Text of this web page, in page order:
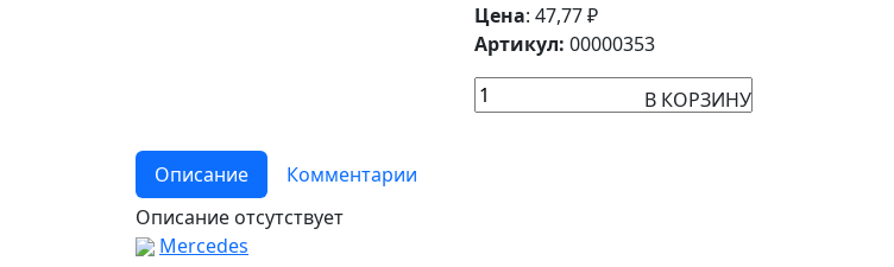
Цена: 47,77₽
Артикул: 00000353
В КОРЗИНУ
Описание
Комментарии
Описание отсутствует
Mercedes